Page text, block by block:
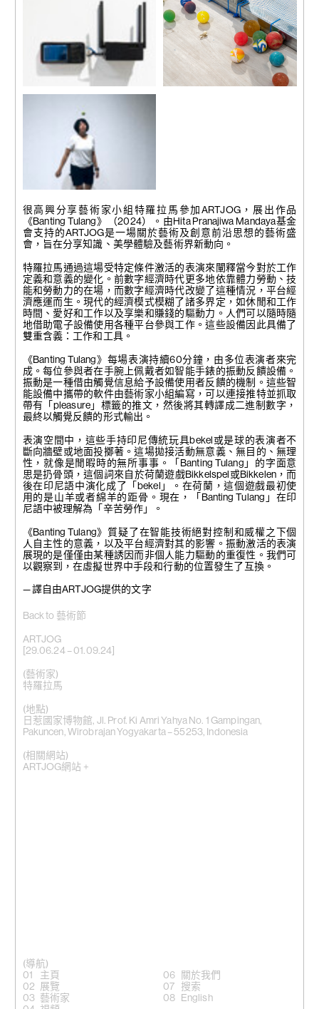
Back to 藝術節
ARTJOG
[29.06.24 – 01.09.24]
(藝術家)
特羅拉馬
(地點)
日惹國家博物館, Jl. Prof. Ki Amri Yahya No. 1 Gampingan,
Pakuncen, Wirobrajan Yogyakarta – 55253, Indonesia
(相關網站)
ARTJOG網站 +
很高興分享藝術家小組特羅拉馬參加ARTJOG，展出作品
《Banting Tulang》（2024）。由Hita Pranajiwa Mandaya基金
會支持的ARTJOG是一場關於藝術及創意前沿思想的藝術盛
會，旨在分享知識、美學體驗及藝術界新動向。
特羅拉馬通過這場受特定條件激活的表演來闡釋當今對於工作
定義和意義的變化。前數字經濟時代更多地依靠體力勞動、技
能和勞動力的在場，而數字經濟時代改變了這種情況，平台經
濟應運而生。現代的經濟模式模糊了諸多界定，如休閒和工作
時間、愛好和工作以及享樂和賺錢的驅動力。人們可以隨時隨
地借助電子設備使用各種平台參與工作。這些設備因此具備了
雙重含義：工作和工具。
《Banting Tulang》每場表演持續60分鐘，由多位表演者來完
成。每位參與者在手腕上佩戴者如智能手錶的振動反饋設備。
振動是一種借由觸覺信息給予設備使用者反饋的機制。這些智
能設備中攜帶的軟件由藝術家小組編寫，可以連接推特並抓取
帶有「pleasure」標籤的推文，然後將其轉譯成二進制數字，
最終以觸覺反饋的形式輸出。
表演空間中，這些手持印尼傳統玩具bekel或是球的表演者不
斷向牆壁或地面投擲著。這場拋接活動無意義、無目的、無理
性，就像是閒暇時的無所事事。「Banting Tulang」的字面意
思是扔骨頭，這個詞來自於荷蘭遊戲Bikkelspel或Bikkelen，而
後在印尼語中演化成了「bekel」。在荷蘭，這個遊戲最初使
用的是山羊或者綿羊的距骨。現在，「Banting Tulang」在印
尼語中被理解為「辛苦勞作」。
《Banting Tulang》質疑了在智能技術絕對控制和威權之下個
人自主性的意義，以及平台經濟對其的影響。振動激活的表演
展現的是僅僅由某種誘因而非個人能力驅動的重復性。我們可
以觀察到，在虛擬世界中手段和行動的位置發生了互換。
— 譯自由ARTJOG提供的文字
展覽現場
圖片由藝術家提供。
(導航)
主頁
展覽
藝術家
關於我們
搜索
English